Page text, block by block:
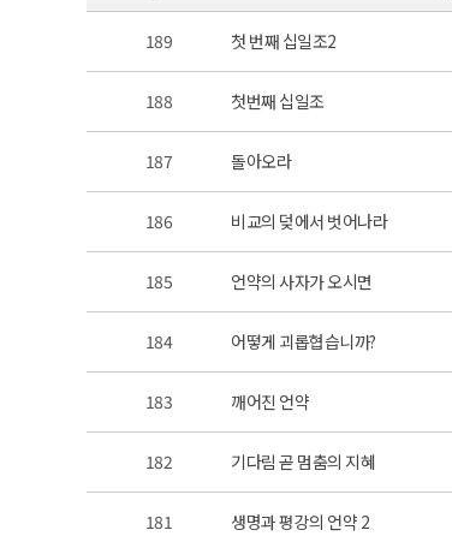
189 첫 번째 십일조2
188 첫번째 십일조
187 돌아오라
186 비교의 덪에서 벗어나라
185 언약의 사자가 오시면
184 어떻게 괴롭협습니까?
183 깨어진 언약
182 기다림 곧 멈춤의 지혜
181 생명과 평강의 언약 2